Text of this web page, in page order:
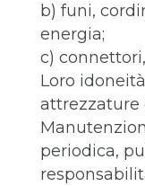
b) funi,
energia;
c)
Loro
attrezzature
periodica,